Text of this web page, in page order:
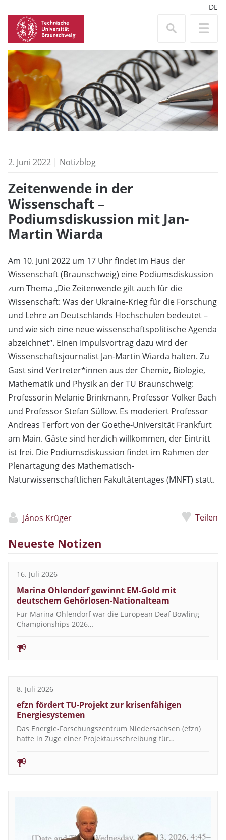
DE
2. Juni 2022 | Notizblog
Zeitenwende in der
Wissenschaft –
Podiumsdiskussion mit Jan-
Martin Wiarda
Am 10. Juni 2022 um 17 Uhr findet im Haus der
Wissenschaft (Braunschweig) eine Podiumsdiskussion
zum Thema „Die Zeitenwende gilt auch für die
Wissenschaft: Was der Ukraine-Krieg für die Forschung
und Lehre an Deutschlands Hochschulen bedeutet –
und wie sich eine neue wissenschaftspolitische Agenda
abzeichnet“. Einen Impulsvortrag dazu wird der
Wissenschaftsjournalist Jan-Martin Wiarda halten. Zu
Gast sind Vertreter*innen aus der Chemie, Biologie,
Mathematik und Physik an der TU Braunschweig:
Professorin Melanie Brinkmann, Professor Volker Bach
und Professor Stefan Süllow. Es moderiert Professor
Andreas Terfort von der Goethe-Universität Frankfurt
am Main. Gäste sind herzlich willkommen, der Eintritt
ist frei. Die Podiumsdiskussion findet im Rahmen der
Plenartagung des Mathematisch-
Naturwissenschaftlichen Fakultätentages (MNFT) statt.
János Krüger Teilen
Neueste Notizen
16. Juli 2026
Marina Ohlendorf gewinnt EM-Gold mit
deutschem Gehörlosen-Nationalteam
Für Marina Ohlendorf war die European Deaf Bowling
Championships 2026…
8. Juli 2026
efzn fördert TU-Projekt zur krisenfähigen
Energiesystemen
Das Energie-Forschungszentrum Niedersachsen (efzn)
hatte in Zuge einer Projektausschreibung für…